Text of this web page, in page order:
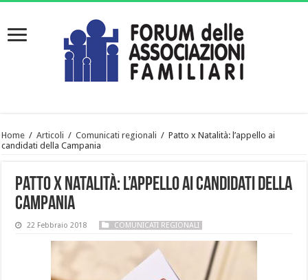
Home / Articoli / Comunicati regionali / Patto x Natalità: l’appello ai
candidati della Campania
Patto x Natalità: l’appello ai candidati della
Campania
22 Febbraio 2018 COMUNICATI REGIONALI